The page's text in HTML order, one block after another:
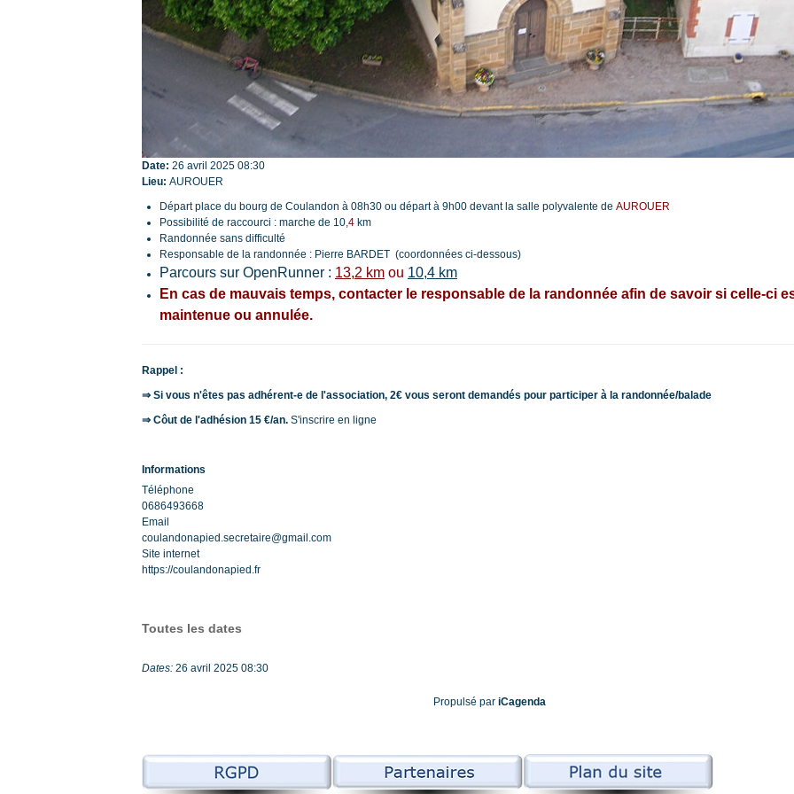
Date: 26 avril 2025 08:30
Lieu: AUROUER
Départ place du bourg de Coulandon à 08h30 ou départ à 9h00 devant la salle polyvalente de AUROUER
Possibilité de raccourci : marche de 10,4 km
Randonnée sans difficulté
Responsable de la randonnée : Pierre BARDET (coordonnées ci-dessous)
Parcours sur OpenRunner : 13,2 km ou 10,4 km
En cas de mauvais temps, contacter le responsable de la randonnée afin de savoir si celle-ci
maintenue ou annulée.
Rappel :
⇒ Si vous n'êtes pas adhérent-e de l'association, 2€ vous seront demandés pour participer à la randonnée/balade
⇒ Côut de l'adhésion 15 €/an. S'inscrire en ligne
Informations
Téléphone
0686493668
Email
coulandonapied.secretaire@gmail.com
Site internet
https://coulandonapied.fr
Toutes les dates
Dates: 26 avril 2025 08:30
Propulsé par iCagenda